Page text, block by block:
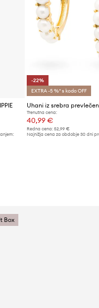
-22%
EXTRA -5 %* s kodo OFF
Trenutna cena:
40,99 €
Redna cena: 52,99 €
Najnižja cena za obdobje 30 dni
Box